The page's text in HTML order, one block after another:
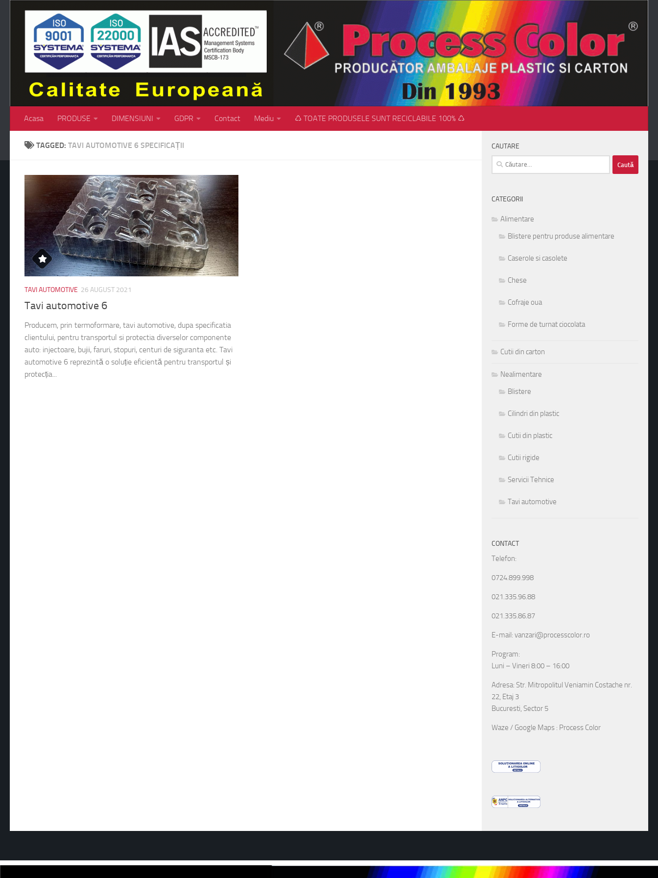
Skip to content
Acasa PRODUSE DIMENSIUNI GDPR Contact Mediu ♺ TOATE PRODUSELE SUNT RECICLABILE 100% ♺
TAGGED: TAVI AUTOMOTIVE 6 SPECIFICAȚII
TAVI AUTOMOTIVE 26 AUGUST 2021
Tavi automotive 6
Producem, prin termoformare, tavi automotive, dupa specificatia
clientului, pentru transportul si protectia diverselor componente
auto: injectoare, bujii, faruri, stopuri, centuri de siguranta etc. Tavi
automotive 6 reprezintă o soluție eficientă pentru transportul și
protecția...
CAUTARE
Caută
după:
CATEGORII
Alimentare
Blistere pentru produse alimentare
Caserole si casolete
Chese
Cofraje oua
Forme de turnat ciocolata
Cutii din carton
Nealimentare
Blistere
Cilindri din plastic
Cutii din plastic
Cutii rigide
Servicii Tehnice
Tavi automotive
CONTACT
Telefon:
0724.899.998
021.335.96.88
021.335.86.87
E-mail: vanzari@processcolor.ro
Program:
Luni – Vineri 8:00 – 16:00
Adresa: Str. Mitropolitul Veniamin Costache nr.
22, Etaj 3
Bucuresti, Sector 5
Waze / Google Maps : Process Color